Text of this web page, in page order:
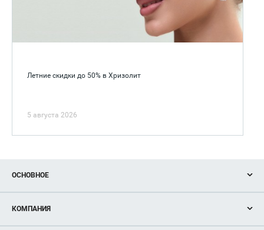
Летние скидки до 50% в Хризолит
5 августа 2026
ОСНОВНОЕ
Новости
Магазины
КОМПАНИЯ